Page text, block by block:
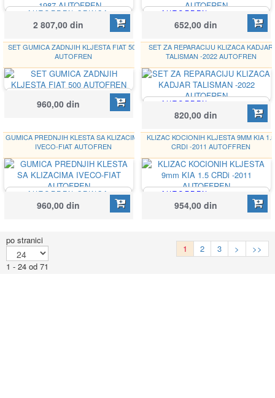
AUTOFREN SEINSA
D4-1188C
2 807,00 din
AUTOFREN
SEINSA
808006
Google
652,00 din
SET GUMICA ZADNJIH KLJESTA FIAT 500
AUTOFREN
D4655
960,00 din
SET ZA REPARACIJU KLIZACA KADJAR
TALISMAN -2022 AUTOFREN
AUTOFREN
SEINSA
D7248C
Google
820,00 din
GUMICA PREDNJIH KLESTA SA KLIZACIMA
IVECO-FIAT AUTOFREN
AUTOFREN SEINSA
D7026C
960,00 din
KLIZAC KOCIONIH KLJESTA 9MM KIA 1.5
CRDI -2011 AUTOFFREN
AUTOFREN
SEINSA
809002
Google
954,00 din
po stranici
1 - 24 od 71
1 2 3 > >>